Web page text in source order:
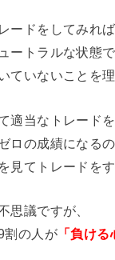
ードをしてみれば
ートラルな状態で
ていないことを
適当なトレードを
ロの成績になるの
見てトレードを
思議ですが、
割の人が「負ける